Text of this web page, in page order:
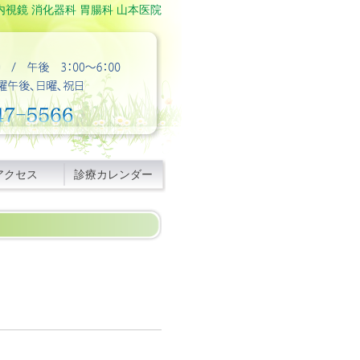
視鏡 消化器科 胃腸科 山本医院
クセス 診療カレンダー